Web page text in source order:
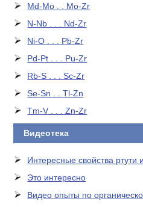
Md-Mo . . Mo-Zr
N-Nb . . . Nd-Zr
Ni-O . . . Pb-Zr
Pd-Pt . . . Pu-Zr
Rb-S . . . Sc-Zr
Se-Sn . . Tl-Zn
Tm-V . . . Zn-Zr
Видеотека
Интересные свойства
Это интересно
Видео опыты по